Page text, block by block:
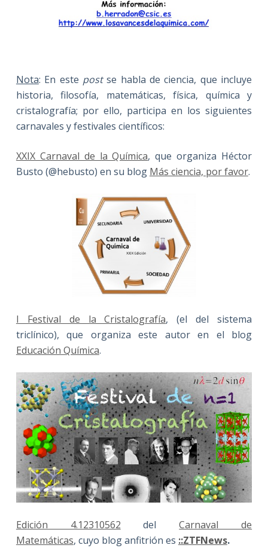
Nota: En este postse habla de ciencia, que incluye
historia, filosofía, matemáticas, física, química y
cristalografía; por ello, participa en los siguientes
carnavales y festivales científicos:
XXIX Carnaval de la Química, que organiza Héctor
Busto (@hebusto) en su blog Más ciencia, por favor.
I Festival de la Cristalografía, (el del sistema
triclínico), que organiza este autor en el blog
Educación Química.
Edición 4.12310562 delCarnaval de
Matemáticas, cuyo blog anfitrión es ::ZTFNews.